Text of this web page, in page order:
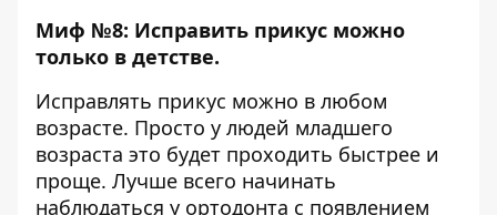
Миф №8: Исправить прикус можно
только в детстве.
Исправлять прикус можно в любом
возрасте. Просто у людей младшего
возраста это будет проходить быстрее и
проще. Лучше всего начинать
наблюдаться у ортодонта с появлением